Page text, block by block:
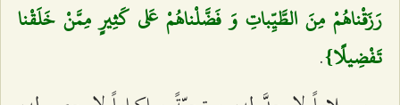
رَزَقْناهُمْ مِنَ الطَّيِّباتِ وَ فَضَّلْناهُمْ عَلى‌ كَثِيرٍ مِمَّنْ خَلَقْنا
تَفْضِيلًا}.